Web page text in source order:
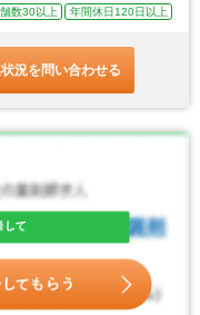
数30以上 年間休日120日以上
況を問い合わせる